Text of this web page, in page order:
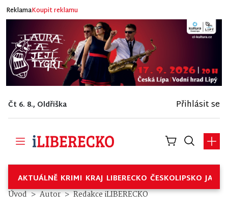
ReklamaKoupit reklamu
Čt 6. 8., Oldřiška Přihlásit se
AKTUÁLNĚ KRIMI KRAJ LIBERECKO ČESKOLIPSKO
Úvod Autor Redakce iLIBERECKO